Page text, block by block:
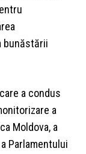
bunăstării
a condus
a
Moldova, a
Parlamentului